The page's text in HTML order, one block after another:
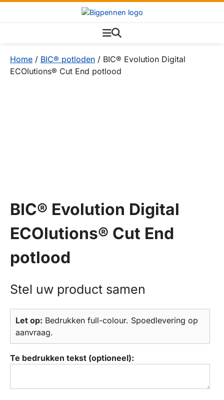
Home / BIC® potloden / BIC® Evolution Digital
ECOlutions® Cut End potlood
BIC® Evolution Digital
ECOlutions® Cut End
potlood
Let op: Bedrukken full-colour. Spoedlevering op
aanvraag.
Te bedrukken tekst (optioneel):